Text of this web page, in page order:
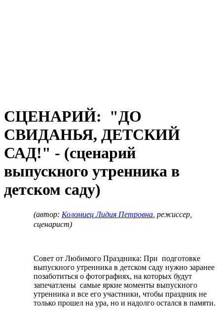
СЦЕНАРИЙ: "ДО
СВИДАНЬЯ, ДЕТСКИЙ
САД!" - (сценарий
выпускного утренника в
детском саду)
(автор: Коломиец Лидия Петровна , режиссер,
сценарист)
Совет от Любимого Праздника: При подготовке
выпускного утренника в детском саду нужно заранее
позаботиться о фотографиях, на которых будут
запечатлены самые яркие моменты выпускного
утренника и все его участники, чтобы праздник не
только прошел на ура, но и надолго остался в памяти.